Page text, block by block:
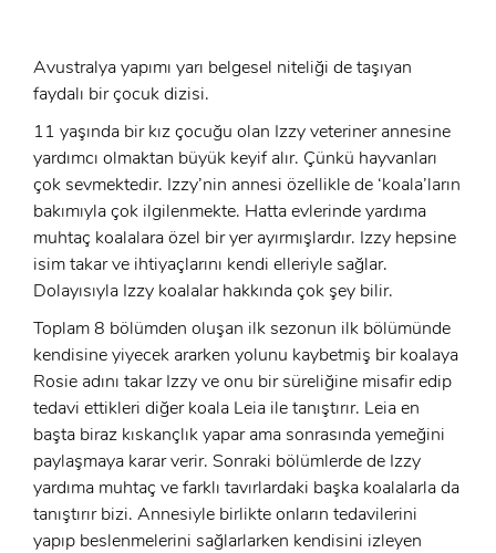
x
ÜYE OL
Avustralya yapımı yarı belgesel niteliği de taşıyan
faydalı bir çocuk dizisi.
11 yaşında bir kız çocuğu olan Izzy veteriner annesine
yardımcı olmaktan büyük keyif alır. Çünkü hayvanları
çok sevmektedir. Izzy’nin annesi özellikle de ‘koala’ların
bakımıyla çok ilgilenmekte. Hatta evlerinde yardıma
muhtaç koalalara özel bir yer ayırmışlardır. Izzy hepsine
isim takar ve ihtiyaçlarını kendi elleriyle sağlar.
Dolayısıyla Izzy koalalar hakkında çok şey bilir.
Toplam 8 bölümden oluşan ilk sezonun ilk bölümünde
kendisine yiyecek ararken yolunu kaybetmiş bir koalaya
Rosie adını takar Izzy ve onu bir süreliğine misafir edip
tedavi ettikleri diğer koala Leia ile tanıştırır. Leia en
başta biraz kıskançlık yapar ama sonrasında yemeğini
paylaşmaya karar verir. Sonraki bölümlerde de Izzy
yardıma muhtaç ve farklı tavırlardaki başka koalalarla da
tanıştırır bizi. Annesiyle birlikte onların tedavilerini
yapıp beslenmelerini sağlarlarken kendisini izleyen